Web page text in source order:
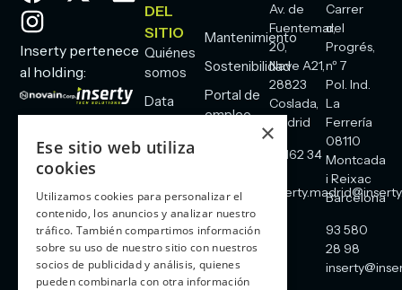
Inserty pertenece
al holding:
DEL
SITIO
Quiénes
somos
Data
Comunicaciones
Seguridad
Mantenimiento
Sostenibilidad
Portal de
empleo
Av. de
Fuentemar,
20,
Nave A21,
28823
Coslada,
Madrid
91 162 34
Carrer
del
Progrés,
nº 7
Pol. Ind.
La
Ferrería
08110
Montcada
i Reixac
Barcelona
93 580
28 98
×
Ese sitio web utiliza
cookies
Utilizamos cookies para personalizar el
contenido, los anuncios y analizar nuestro
tráfico. También compartimos información
sobre su uso de nuestro sitio con nuestros
socios de publicidad y análisis, quienes
pueden combinarla con otra información